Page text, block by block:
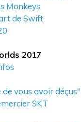
Monkeys
de Swift
2017
de vous avoir déçus"
SKT